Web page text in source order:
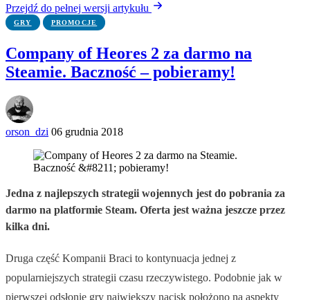
Przejdź do pełnej wersji artykułu
GRY PROMOCJE
Company of Heores 2 za darmo na
Steamie. Baczność – pobieramy!
orson_dzi 06 grudnia 2018
Jedna z najlepszych strategii wojennych jest do pobrania za
darmo na platformie Steam. Oferta jest ważna jeszcze przez
kilka dni.
Druga część Kompanii Braci to kontynuacja jednej z
popularniejszych strategii czasu rzeczywistego. Podobnie jak w
pierwszej odsłonie gry największy nacisk położono na aspekty